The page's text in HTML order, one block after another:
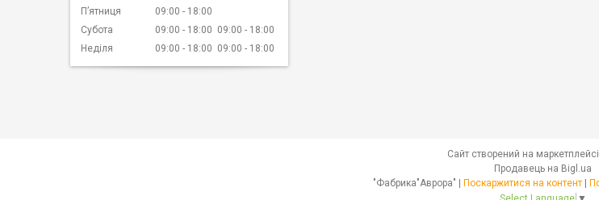
Пʼятниця
09:00
18:00
Субота
09:00 18:00 09:00
18:00
Неділя
09:00 18:00 09:00 18:00
Сайт створений на маркетплейсі
Продавець на Bigl.ua
Поскаржитися на контент